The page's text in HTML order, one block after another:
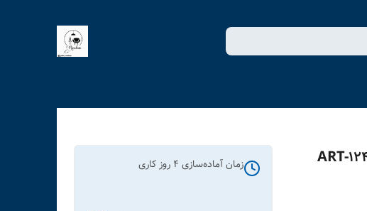
زمان آماده‌سازی 4 روز کاری